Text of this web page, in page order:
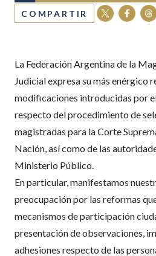
COMPARTIR
La Federación Argentina de la
Judicial expresa su más enérgico
modificaciones introducidas por
respecto del procedimiento de
magistradas para la Corte
Nación, así como de las
Ministerio Público.
En particular, manifestamos
preocupación por las reformas
mecanismos de participación
presentación de observaciones,
adhesiones respecto de las